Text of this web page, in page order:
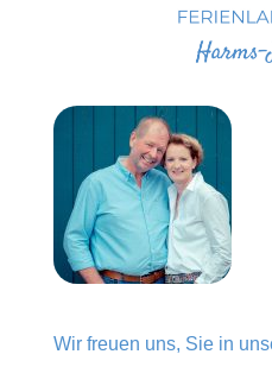
Wir freuen uns, Sie in